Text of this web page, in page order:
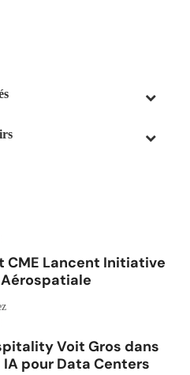
CME Lancent Initiative
Voit Gros dans
IA pour Data Centers